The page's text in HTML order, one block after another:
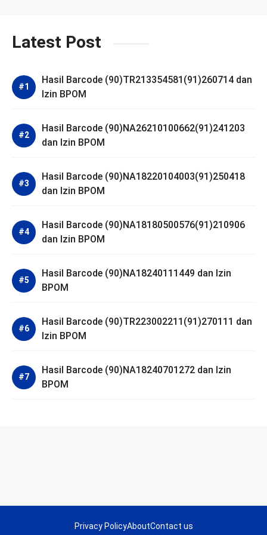
Latest Post
Hasil Barcode (90)TR213354581(91)260714 dan
Izin BPOM
Hasil Barcode (90)NA26210100662(91)241203
dan Izin BPOM
Hasil Barcode (90)NA18220104003(91)250418
dan Izin BPOM
Hasil Barcode (90)NA18180500576(91)210906
dan Izin BPOM
Hasil Barcode (90)NA18240111449 dan Izin
BPOM
Hasil Barcode (90)TR223002211(91)270111 dan
Izin BPOM
Hasil Barcode (90)NA18240701272 dan Izin
BPOM
Privacy PolicyAboutContact us